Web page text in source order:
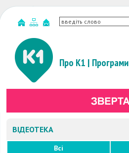
Про К1 | Програми
ВІДЕОТЕКА
Всі